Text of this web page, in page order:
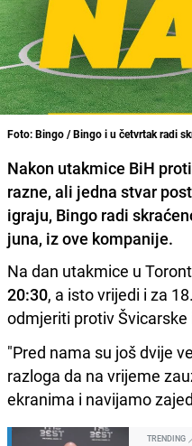
Foto: Bingo / Bingo i u četvrtak radi
Nakon utakmice BiH
razne, ali jedna stvar
igraju, Bingo radi
juna, iz ove kompanije.
Na dan utakmice u
20:30, a isto vrijedi i za
odmjeriti protiv Švicarske
"Pred nama su još dvije
razloga da na vrijeme
ekranima i navijamo
TRENDING